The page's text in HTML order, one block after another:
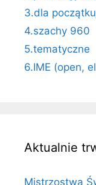
3.dla
4.szachy 960
5.tematyczne
6.IME (open,
Aktualnie
Mistrzostwa